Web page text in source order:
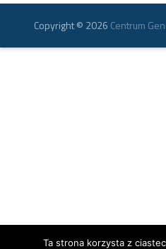
Copyright © 2026 Centrum
Ta strona korzysta z